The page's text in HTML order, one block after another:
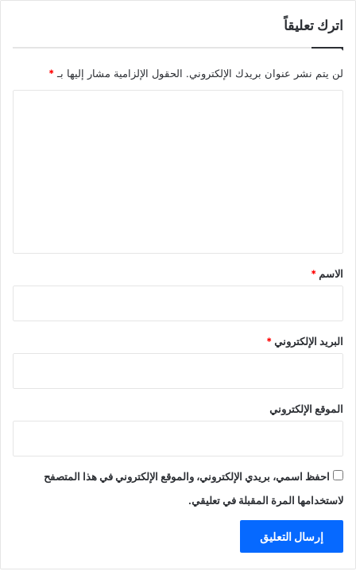
اترك تعليقاً
لن يتم نشر عنوان بريدك الإلكتروني. الحقول الإلزامية مشار إليها بـ *
*
الاسم *
البريد الإلكتروني*
الموقع الإلكتروني
احفظ اسمي، بريدي الإلكتروني، والموقع الإلكتروني في هذا المتصفح
لاستخدامها المرة المقبلة في تعليقي.